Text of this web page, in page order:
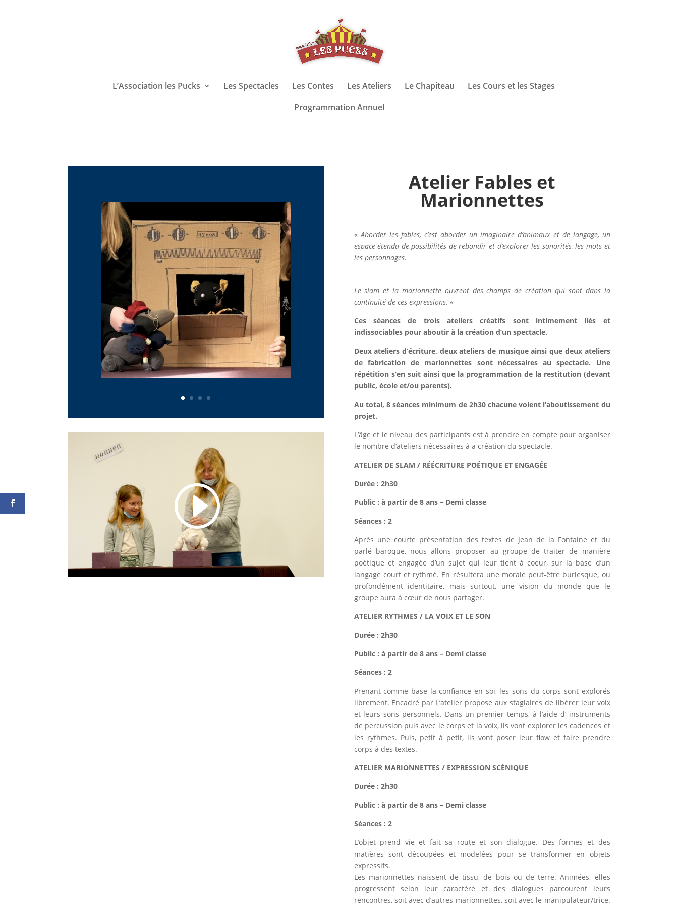
L’Association les Pucks Les Spectacles Les Contes Les Ateliers Le Chapiteau
Les Cours et les Stages
Programmation Annuel
Atelier Fables et
Marionnettes
« Aborder les fables, c’est aborder un imaginaire d’animaux et de langage, un
espace étendu de possibilités de rebondir et d’explorer les sonorités, les mots et
les personnages.
Le slam et la marionnette ouvrent des champs de création qui sont dans la
continuité de ces expressions. «
Ces séances de trois ateliers créatifs sont intimement liés et
indissociables pour aboutir à la création d’un spectacle.
Deux ateliers d’écriture, deux ateliers de musique ainsi que deux ateliers
de fabrication de marionnettes sont nécessaires au spectacle. Une
répétition s’en suit ainsi que la programmation de la restitution (devant
public, école et/ou parents).
Au total, 8 séances minimum de 2h30 chacune voient l’aboutissement du
projet.
L’âge et le niveau des participants est à prendre en compte pour organiser
le nombre d’ateliers nécessaires à a création du spectacle.
ATELIER DE SLAM / RÉÉCRITURE POÉTIQUE ET ENGAGÉE
Durée : 2h30
Public : à partir de 8 ans – Demi classe
Séances : 2
Après une courte présentation des textes de Jean de la Fontaine et du
parlé baroque, nous allons proposer au groupe de traiter de manière
poétique et engagée d’un sujet qui leur tient à coeur, sur la base d’un
langage court et rythmé. En résultera une morale peut-être burlesque, ou
profondément identitaire, mais surtout, une vision du monde que le
groupe aura à cœur de nous partager.
ATELIER RYTHMES / LA VOIX ET LE SON
Durée : 2h30
Public : à partir de 8 ans – Demi classe
Séances : 2
Prenant comme base la confiance en soi, les sons du corps sont explorés
librement. Encadré par L’atelier propose aux stagiaires de libérer leur voix
et leurs sons personnels. Dans un premier temps, à l’aide d’ instruments
de percussion puis avec le corps et la voix, ils vont explorer les cadences et
les rythmes. Puis, petit à petit, ils vont poser leur flow et faire prendre
corps à des textes.
ATELIER MARIONNETTES / EXPRESSION SCÉNIQUE
Durée : 2h30
Public : à partir de 8 ans – Demi classe
Séances : 2
L’objet prend vie et fait sa route et son dialogue. Des formes et des
matières sont découpées et modelées pour se transformer en objets
expressifs.
Les marionnettes naissent de tissu, de bois ou de terre. Animées, elles
progressent selon leur caractère et des dialogues parcourent leurs
rencontres, soit avec d’autres marionnettes, soit avec le manipulateur/trice.